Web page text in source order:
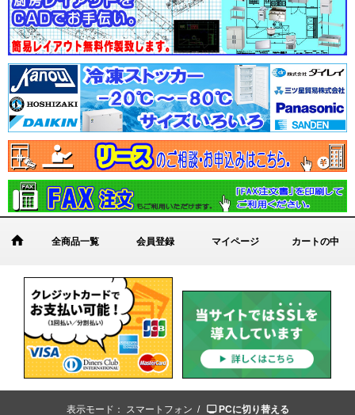
全商品一覧 会員登録 マイページ カートの中
表示モード： スマートフォン / PCに切り替える